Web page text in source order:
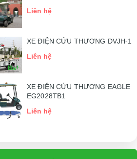
Liên hệ
XE ĐIỆN CỨU THƯƠNG DVJH-1
Liên hệ
XE ĐIỆN CỨU THƯƠNG EAGLE
EG2028TB1
Liên hệ